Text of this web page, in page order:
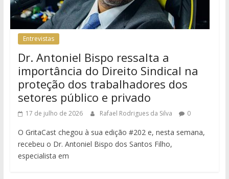
Entrevistas
Dr. Antoniel Bispo ressalta a
importância do Direito Sindical na
proteção dos trabalhadores dos
setores público e privado
17 de julho de 2026 Rafael Rodrigues da Silva 0
O GritaCast chegou à sua edição #202 e, nesta semana,
recebeu o Dr. Antoniel Bispo dos Santos Filho,
especialista em